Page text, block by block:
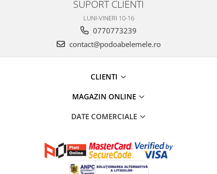
SUPORT CLIENTI
LUNI-VINERI 10-16
0770773239
contact@podoabelemele.ro
CLIENTI
MAGAZIN ONLINE
DATE COMERCIALE